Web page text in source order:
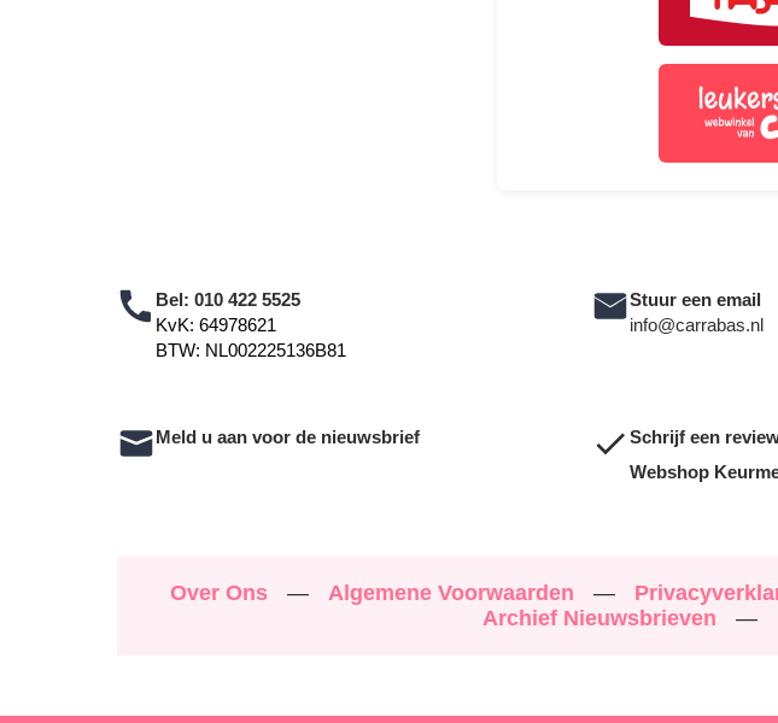
Bel: 010 422 5525
KvK: 64978621
BTW: NL002225136B81
Stuur een email
info@carrabas.nl
Meld u aan voor de nieuwsbrief
Schrijf een
Webshop
Over Ons — Algemene Voorwaarden —
Archief Nieuwsbrieven
—